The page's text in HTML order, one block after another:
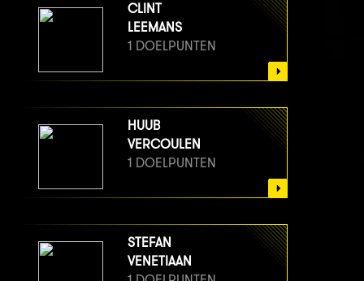
CLINT
LEEMANS
1 DOELPUNTEN
HUUB
VERCOULEN
1 DOELPUNTEN
STEFAN
VENETIAAN